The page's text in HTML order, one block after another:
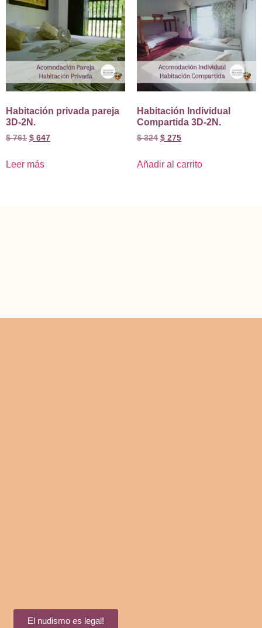
Habitación privada pareja
3D-2N.
$761 $ 647
Leer más
Habitación Individual
Compartida 3D-2N.
$324 $ 275
Añadir al carrito
El nudismo es legal!